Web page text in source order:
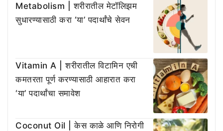
Metabolism | शरीरातील मेटॉलिझम
सुधारण्यासाठी करा ‘या’ पदार्थांचे सेवन
Vitamin A | शरीरातील विटामिन एची
कमतरता पूर्ण करण्यासाठी आहारात करा
‘या’ पदार्थांचा समावेश
Coconut Oil | केस काळे आणि निरोगी